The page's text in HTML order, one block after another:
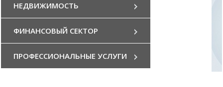
НЕДВИЖИМОСТЬ
ФИНАНСОВЫЙ СЕКТОР
ПРОФЕССИОНАЛЬНЫЕ УСЛУГИ